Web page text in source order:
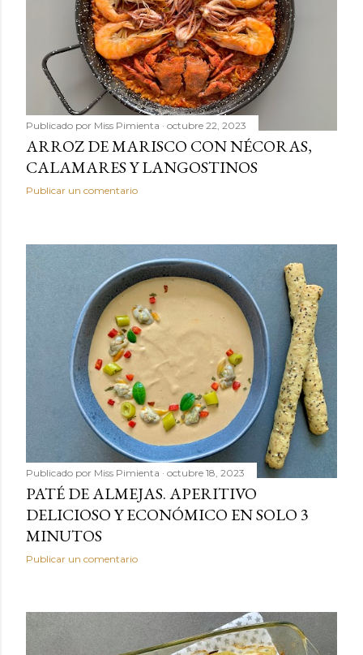
Publicado por Miss Pimienta octubre 22, 2023
ARROZ DE MARISCO CON NÉCORAS,
CALAMARES Y LANGOSTINOS
Publicar un comentario
Publicado por Miss Pimienta octubre 18, 2023
PATÉ DE ALMEJAS. APERITIVO
DELICIOSO Y ECONÓMICO EN SOLO 3
MINUTOS
Publicar un comentario